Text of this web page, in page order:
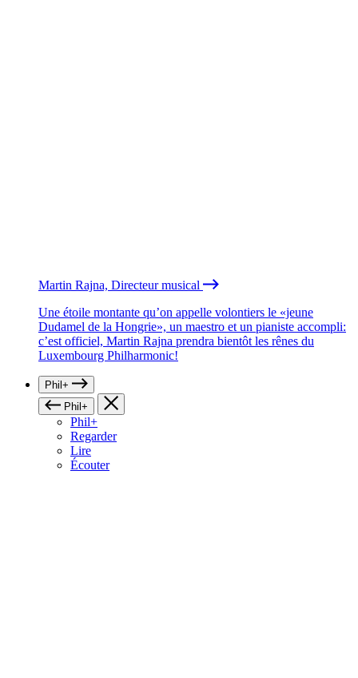
Martin Rajna, Directeur musical
Une étoile montante qu’on appelle volontiers le «jeune
Dudamel de la Hongrie», un maestro et un pianiste accompli:
c’est officiel, Martin Rajna prendra bientôt les rênes du
Luxembourg Philharmonic!
Phil+
Phil+
Phil+
Regarder
Lire
Écouter